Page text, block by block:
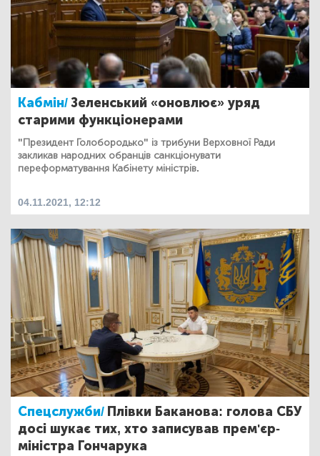
Кабмін/Зеленський «оновлює» уряд
старими функціонерами
"Президент Голобородько" із трибуни Верховної Ради
закликав народних обранців санкціонувати
переформатування Кабінету міністрів.
04.11.2021, 12:12
Спецслужби/ Плівки Баканова: голова СБУ
досі шукає тих, хто записував прем'єр-
міністра Гончарука